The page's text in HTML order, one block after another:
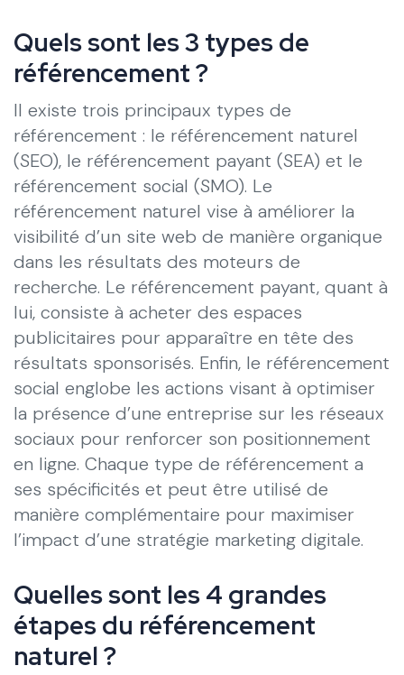
Quels sont les 3 types de
référencement ?
Il existe trois principaux types de
référencement : le référencement naturel
(SEO), le référencement payant (SEA) et le
référencement social (SMO). Le
référencement naturel vise à améliorer la
visibilité d’un site web de manière organique
dans les résultats des moteurs de
recherche. Le référencement payant, quant à
lui, consiste à acheter des espaces
publicitaires pour apparaître en tête des
résultats sponsorisés. Enfin, le référencement
social englobe les actions visant à optimiser
la présence d’une entreprise sur les réseaux
sociaux pour renforcer son positionnement
en ligne. Chaque type de référencement a
ses spécificités et peut être utilisé de
manière complémentaire pour maximiser
l’impact d’une stratégie marketing digitale.
Quelles sont les 4 grandes
étapes du référencement
naturel ?